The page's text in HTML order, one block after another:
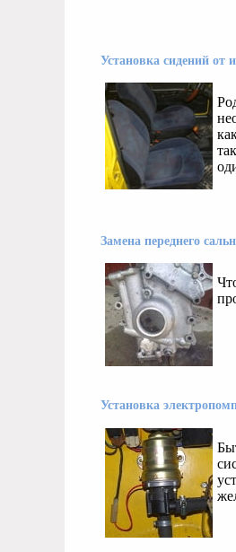
Установка сидений от
Замена переднего
Установка